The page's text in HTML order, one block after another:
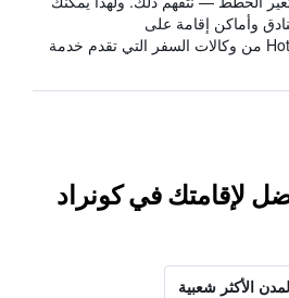
وأماكن إقامة على
HotelsCombined من وكالات السفر التي تقدم خدمة
لإقامتك في كونراد
الأكثر شعبية